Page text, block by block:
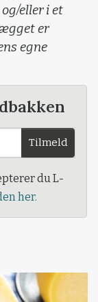
eller i et
er
egne
Tilmeld
du L-
her.